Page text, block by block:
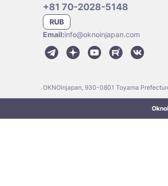
+81 70-2028-5148
RUB
Email:info@oknoinjapan.com
OKNOinjapan, 930-0801 Toyama